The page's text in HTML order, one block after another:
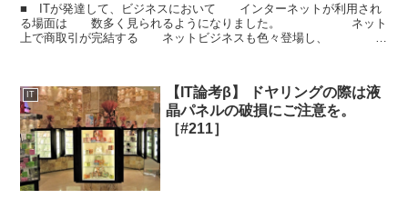
■ ITが発達して、ビジネスにおいて インターネットが利用され
る場面は 数多く見られるようになりました。 ネット
上で商取引が完結する ネットビジネスも色々登場し、
IT
【IT論考β】 ドヤリングの際は液
晶パネルの破損にご注意を。
［#211］